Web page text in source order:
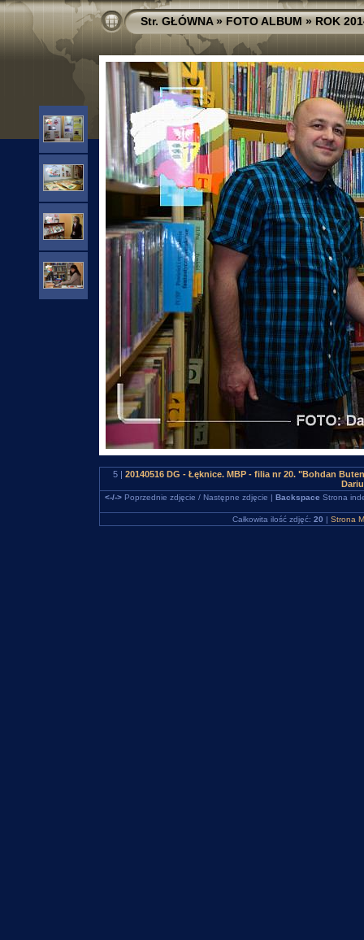
Str. GŁÓWNA»FOTO ALBUM»ROK
5 | 20140516 DG - Łęknice. MBP - filia nr 20. "Bohdan
<-/->Poprzednie zdjęcie / Następne zdjęcie | Backspace Strona
Całkowita ilość zdjęć: 20 | Strona